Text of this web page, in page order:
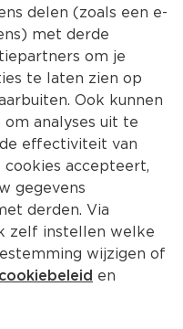
delen (zoals een e-
met derde
om je
te laten zien op
Ook kunnen
analyses uit te
effectiviteit van
accepteert,
gegevens
derden. Via
zelf instellen welke
wijzigen of
cookiebeleid en